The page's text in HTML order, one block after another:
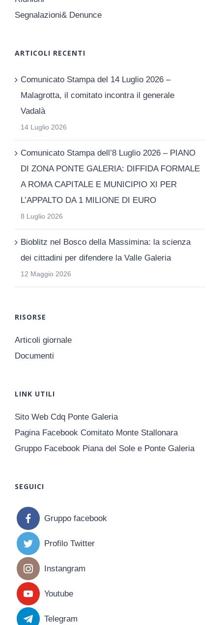
Segnalazioni& Denunce
ARTICOLI RECENTI
Comunicato Stampa del 14 Luglio 2026 –
Malagrotta, il comitato incontra il generale
Vadalà
14 Luglio 2026
Comunicato Stampa dell’8 Luglio 2026 – PIANO
DI ZONA PONTE GALERIA: DIFFIDA FORMALE
A ROMA CAPITALE E MUNICIPIO XI PER
L’APPALTO DA 1 MILIONE DI EURO
8 Luglio 2026
Bioblitz nel Bosco della Massimina: la scienza
dei cittadini per difendere la Valle Galeria
12 Maggio 2026
RISORSE
Articoli giornale
Documenti
LINK UTILI
Sito Web Cdq Ponte Galeria
Pagina Facebook Comitato Monte Stallonara
Gruppo Facebook Piana del Sole e Ponte Galeria
SEGUICI
Gruppo facebook
Profilo Twitter
Instangram
Youtube
Telegram